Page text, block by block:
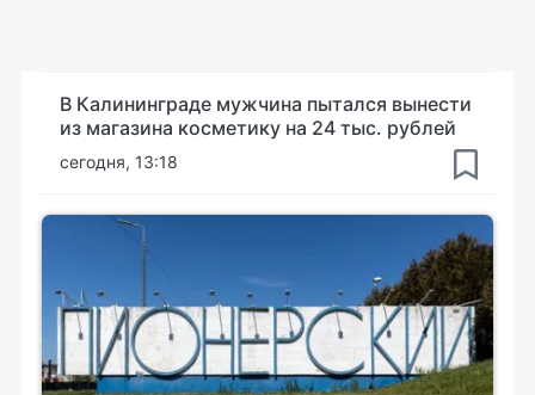
В Калининграде мужчина пытался вынести
из магазина косметику на 24 тыс. рублей
сегодня, 13:18